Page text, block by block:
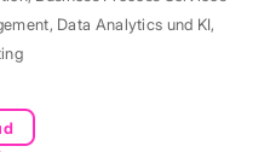
, Data Analytics und KI,